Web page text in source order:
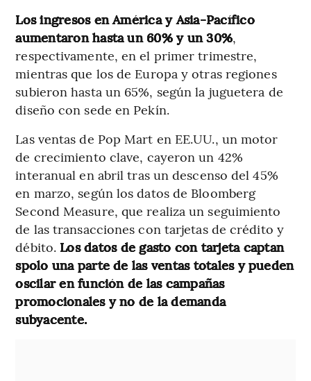
Los ingresos en América y Asia-Pacífico
aumentaron hasta un 60% y un 30%,
respectivamente, en el primer trimestre,
mientras que los de Europa y otras regiones
subieron hasta un 65%, según la juguetera de
diseño con sede en Pekín.
Las ventas de Pop Mart en EE.UU., un motor
de crecimiento clave, cayeron un 42%
interanual en abril tras un descenso del 45%
en marzo, según los datos de Bloomberg
Second Measure, que realiza un seguimiento
de las transacciones con tarjetas de crédito y
débito. Los datos de gasto con tarjeta captan
spolo una parte de las ventas totales y pueden
oscilar en función de las campañas
promocionales y no de la demanda
subyacente.